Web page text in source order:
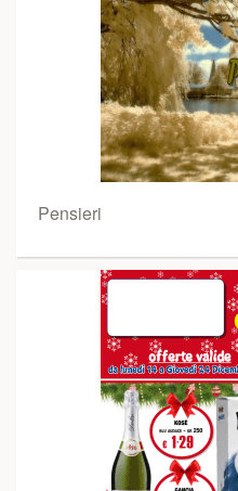
Pensieri